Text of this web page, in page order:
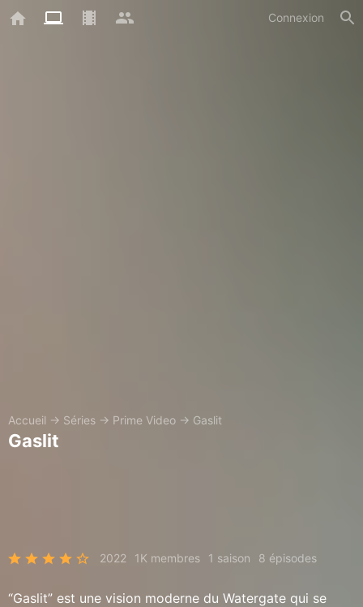
Connexion
Accueil → Séries → Prime Video → Gaslit
Gaslit
2022 1K membres 1 saison 8 épisodes
“Gaslit” est une vision moderne du Watergate qui se